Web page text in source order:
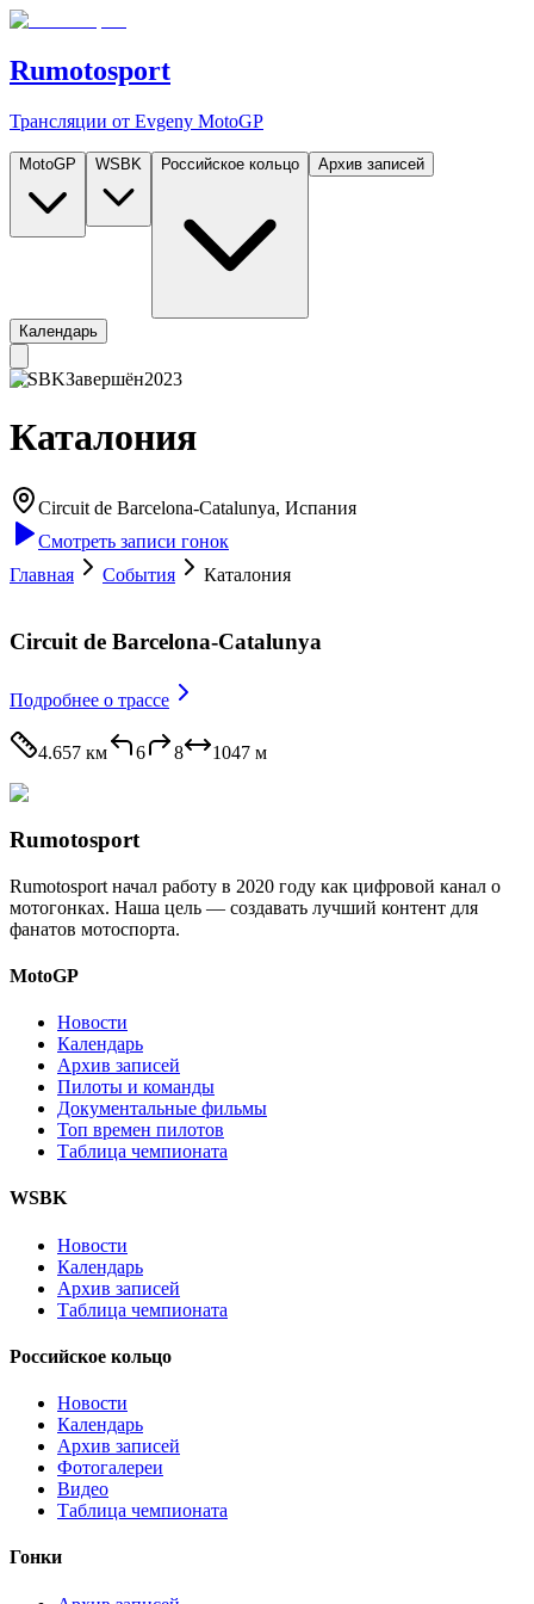
Rumotosport
Трансляции от Evgeny MotoGP
MotoGP WSBK Российское кольцо Архив записей
Календарь
WSBKЗавершён2023
Каталония
Circuit de Barcelona-Catalunya, Испания
Смотреть записи гонок
Главная
События Каталония
Circuit de Barcelona-Catalunya
Подробнее о трассе
4.657 км 6 8 1047 м
Rumotosport
Rumotosport начал работу в 2020 году как цифровой канал о
мотогонках. Наша цель — создавать лучший контент для
фанатов мотоспорта.
MotoGP
Новости
Календарь
Архив записей
Пилоты и команды
Документальные фильмы
Топ времен пилотов
Таблица чемпионата
WSBK
Новости
Календарь
Архив записей
Таблица чемпионата
Российское кольцо
Новости
Календарь
Архив записей
Фотогалереи
Видео
Таблица чемпионата
Гонки